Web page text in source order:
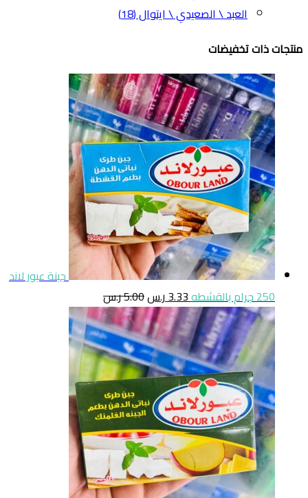
العبد \ الصعيدي \ ايتوال(18)
منتجات ذات تخفيضات
جبنة عبور لاند
250 جرام بالقشطه
3.33ر.س5.00ر.س